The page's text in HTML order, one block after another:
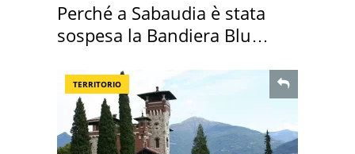
Perché a Sabaudia è stata
sospesa la Bandiera Blu
TERRITORIO